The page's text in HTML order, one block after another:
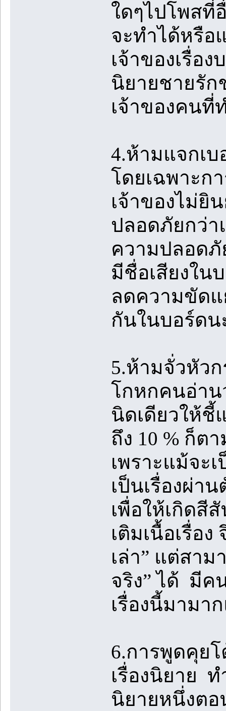
ใดๆไปโพสที่
จะทำได้หรือ
เจ้าของเรื่อ
นิยายชายรัก
เจ้าของคนที่
4.ห้ามแจกเบ
โดยเฉพาะก
เจ้าของไม่ยิ
ปลอดภัยกว่า
ความปลอด
มีชื่อเสียงใน
ลดความขัดแ
กันในบอร์ดน
5.ห้ามจั่วหัวก
โกหกคนอ่าน
นิดเดียวให้ชี้
ถึง 10 % ก็ต
เพราะแม้จะ
เป็นเรื่องผ่า
เพื่อให้เกิดสี
เติมเนื้อเรื่อ
เล่า” แต่สาม
จริง” ได้ มีค
เรื่องนี้มามา
6.การพูดคุย
เรื่องนิยาย
นิยายหนึ่งตอ